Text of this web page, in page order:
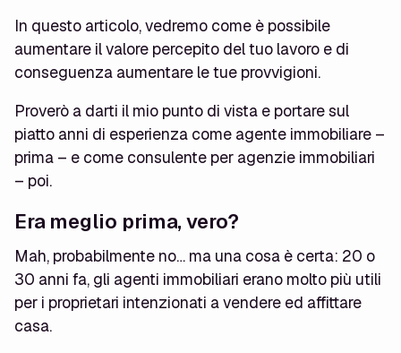
In questo articolo, vedremo come è possibile
aumentare il valore percepito del tuo lavoro e di
conseguenza aumentare le tue provvigioni.
Proverò a darti il mio punto di vista e portare sul
piatto anni di esperienza come agente immobiliare –
prima – e come consulente per agenzie immobiliari
– poi.
Era meglio prima, vero?
Mah, probabilmente no… ma una cosa è certa: 20 o
30 anni fa, gli agenti immobiliari erano molto più utili
per i proprietari intenzionati a vendere ed affittare
casa.